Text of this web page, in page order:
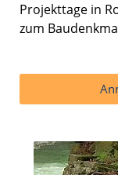
Projekttage in
zum